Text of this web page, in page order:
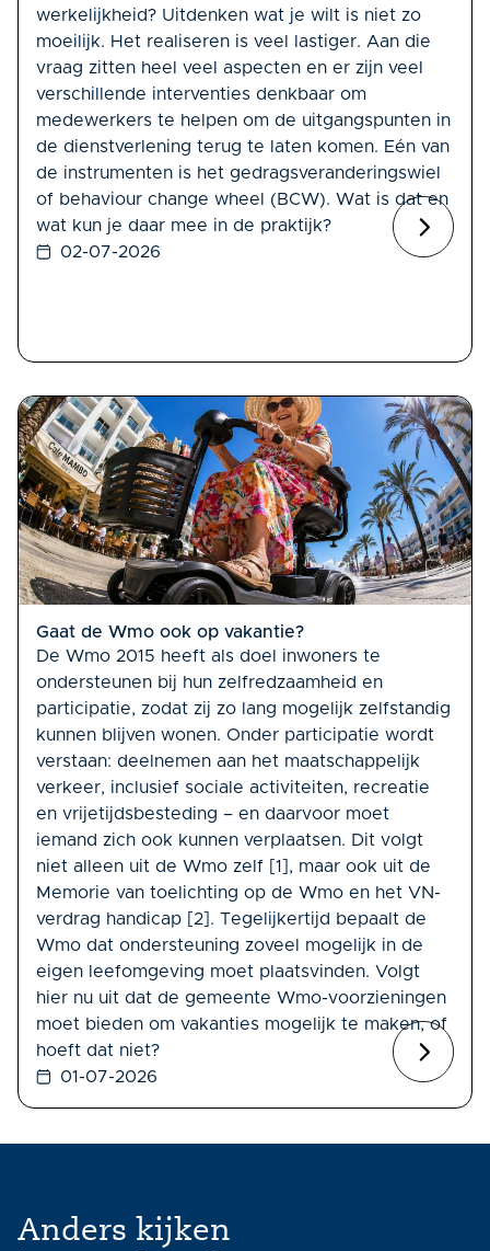
werkelijkheid? Uitdenken wat je wilt is niet zo
moeilijk. Het realiseren is veel lastiger. Aan die
vraag zitten heel veel aspecten en er zijn veel
verschillende interventies denkbaar om
medewerkers te helpen om de uitgangspunten in
de dienstverlening terug te laten komen. Eén van
de instrumenten is het gedragsveranderingswiel
of behaviour change wheel (BCW). Wat is dat en
wat kun je daar mee in de praktijk?
02-07-2026
Gaat de Wmo ook op vakantie?
De Wmo 2015 heeft als doel inwoners te
ondersteunen bij hun zelfredzaamheid en
participatie, zodat zij zo lang mogelijk zelfstandig
kunnen blijven wonen. Onder participatie wordt
verstaan: deelnemen aan het maatschappelijk
verkeer, inclusief sociale activiteiten, recreatie
en vrijetijdsbesteding – en daarvoor moet
iemand zich ook kunnen verplaatsen. Dit volgt
niet alleen uit de Wmo zelf [1], maar ook uit de
Memorie van toelichting op de Wmo en het VN-
verdrag handicap [2]. Tegelijkertijd bepaalt de
Wmo dat ondersteuning zoveel mogelijk in de
eigen leefomgeving moet plaatsvinden. Volgt
hier nu uit dat de gemeente Wmo-voorzieningen
moet bieden om vakanties mogelijk te maken, of
hoeft dat niet?
01-07-2026
Anders kijken